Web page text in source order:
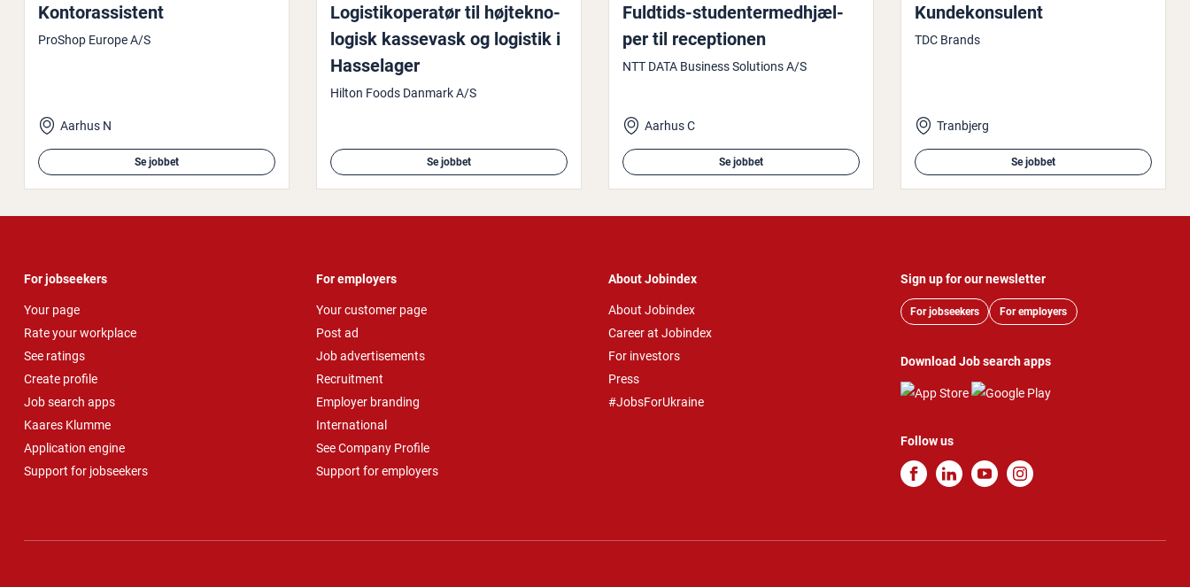
Kon­to­ras­si­stent
ProShop Europe A/S
Aarhus N
Se jobbet
Lo­gi­sti­ko­pe­ra­tør til høj­tek­no­
lo­gisk kassevask og logistik i
Has­sela­ger
Hilton Foods Danmark A/S
Se jobbet
Fuldtids-stu­den­ter­med­hjæl­
per til re­cep­tio­nen
NTT DATA Business Solutions A/S
Aarhus C
Se jobbet
Kun­de­kon­su­lent
TDC Brands
Tranbjerg
Se jobbet
For jobseekers
Your page
Rate your workplace
See ratings
Create profile
Job search apps
Kaares Klumme
Application engine
Support for jobseekers
For employers
Your customer page
Post ad
Job advertisements
Recruitment
Employer branding
International
See Company Profile
Support for employers
About Jobindex
About Jobindex
Career at Jobindex
For investors
Press
#JobsForUkraine
Sign up for our newsletter
For jobseekers For employers
Download Job search apps
Follow us